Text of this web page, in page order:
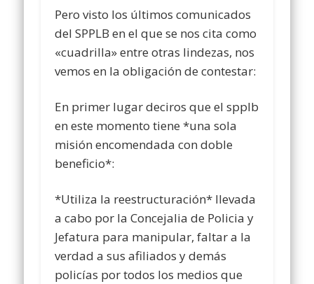
Pero visto los últimos comunicados
del SPPLB en el que se nos cita como
«cuadrilla» entre otras lindezas, nos
vemos en la obligación de contestar:
En primer lugar deciros que el spplb
en este momento tiene *una sola
misión encomendada con doble
beneficio*:
*Utiliza la reestructuración* llevada
a cabo por la Concejalia de Policia y
Jefatura para manipular, faltar a la
verdad a sus afiliados y demás
policías por todos los medios que